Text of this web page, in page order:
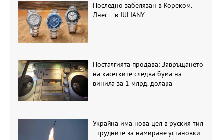
Последно забелязан в Кореком.
Днес – в JULIANY
Носталгията продава: Завръщането
на касетките следва бума на
винила за 1 млрд. долара
Украйна има нова цел в руския тил
- трудните за намиране установки